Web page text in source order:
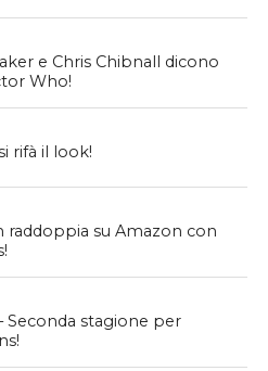
e Chris Chibnall dicono
Who!
rifà il look!
raddoppia su Amazon con
Seconda stagione per